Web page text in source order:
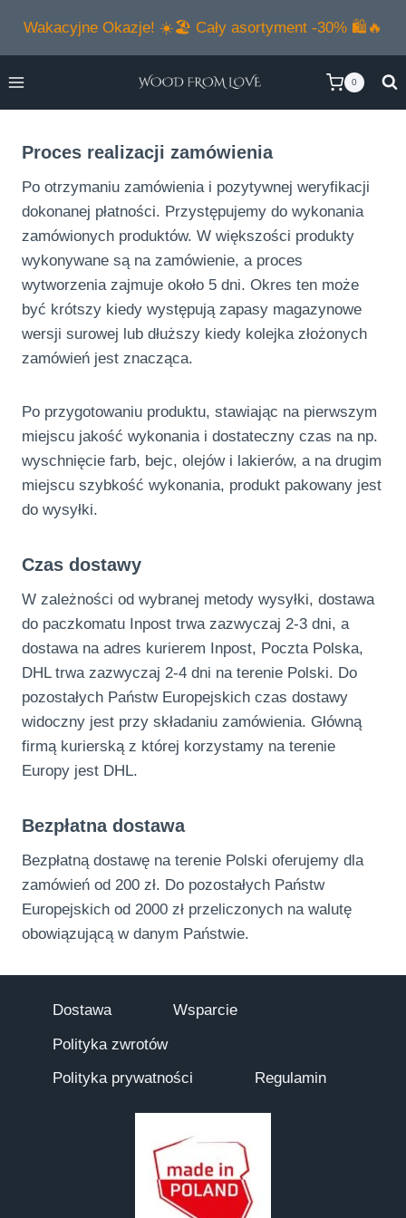
treści
Wakacyjne Okazje! ☀️🏖️ Cały asortyment -30% 🛍️🔥
0
Proces realizacji zamówienia
Po otrzymaniu zamówienia i pozytywnej weryfikacji
dokonanej płatności. Przystępujemy do wykonania
zamówionych produktów. W większości produkty
wykonywane są na zamówienie, a proces
wytworzenia zajmuje około 5 dni. Okres ten może
być krótszy kiedy występują zapasy magazynowe
wersji surowej lub dłuższy kiedy kolejka złożonych
zamówień jest znacząca.
Po przygotowaniu produktu, stawiając na pierwszym
miejscu jakość wykonania i dostateczny czas na np.
wyschnięcie farb, bejc, olejów i lakierów, a na drugim
miejscu szybkość wykonania, produkt pakowany jest
do wysyłki.
Czas dostawy
W zależności od wybranej metody wysyłki, dostawa
do paczkomatu Inpost trwa zazwyczaj 2-3 dni, a
dostawa na adres kurierem Inpost, Poczta Polska,
DHL trwa zazwyczaj 2-4 dni na terenie Polski. Do
pozostałych Państw Europejskich czas dostawy
widoczny jest przy składaniu zamówienia. Główną
firmą kurierską z której korzystamy na terenie
Europy jest DHL.
Bezpłatna dostawa
Bezpłatną dostawę na terenie Polski oferujemy dla
zamówień od 200 zł. Do pozostałych Państw
Europejskich od 2000 zł przeliczonych na walutę
obowiązującą w danym Państwie.
Dostawa
Wsparcie
Polityka zwrotów
Polityka prywatności
Regulamin